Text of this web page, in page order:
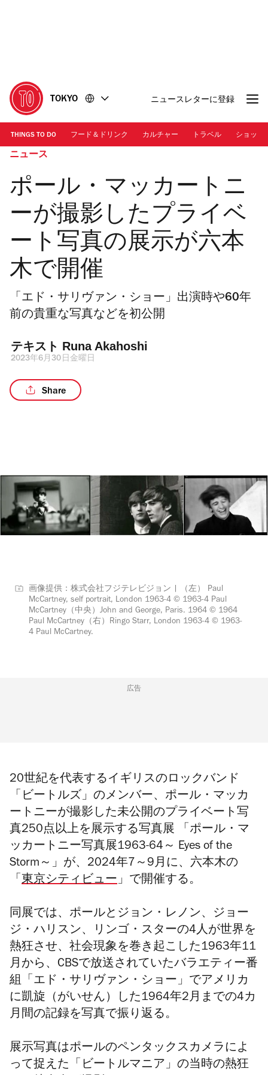
に
移
動
移
動
TOKYO ニュースレターに登録
THINGS TO DO フード＆ドリンク カルチャー トラベル ショッピ
ニュース
ポール・マッカートニ
ーが撮影したプライベ
ート写真の展示が六本
木で開催
「エド・サリヴァン・ショー」出演時や60年
前の貴重な写真などを初公開
テキスト Runa Akahoshi
2023年6月30日金曜日
Share
画像提供：株式会社フジテレビジョン | （左） Paul
McCartney, self portrait, London 1963-4 © 1963-4 Paul
McCartney（中央）John and George, Paris. 1964 © 1964
Paul McCartney（右）Ringo Starr, London 1963-4 © 1963-
4 Paul McCartney.
広告
20世紀を代表するイギリスのロックバンド
「ビートルズ」のメンバー、ポール・マッカ
ートニーが撮影した未公開のプライベート写
真250点以上を展示する写真展 「ポール・マ
ッカートニー写真展1963-64～ Eyes of the
Storm～」が、2024年7～9月に、六本木の
「 東京シティビュー」で開催する。
同展では、ポールとジョン・レノン、ジョー
ジ・ハリスン、リンゴ・スターの4人が世界を
熱狂させ、社会現象を巻き起こした1963年11
月から、CBSで放送されていたバラエティー番
組「エド・サリヴァン・ショー」でアメリカ
に凱旋（がいせん）した1964年2月までの4カ
月間の記録を写真で振り返る。
展示写真はポールのペンタックスカメラによ
って捉えた「ビートルマニア」の当時の熱狂